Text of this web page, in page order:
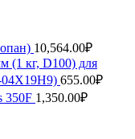
10,564.00₽
(1 кг, D100) для
04Х19Н9) 655.00₽
350F 1,350.00₽